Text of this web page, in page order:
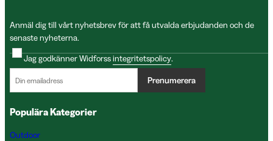
Anmäl dig till vårt nyhetsbrev för att få utvalda erbjudanden och de
senaste nyheterna.
Jag godkänner Widforssintegritetspolicy.
Prenumerera
Populära Kategorier
Outdoor